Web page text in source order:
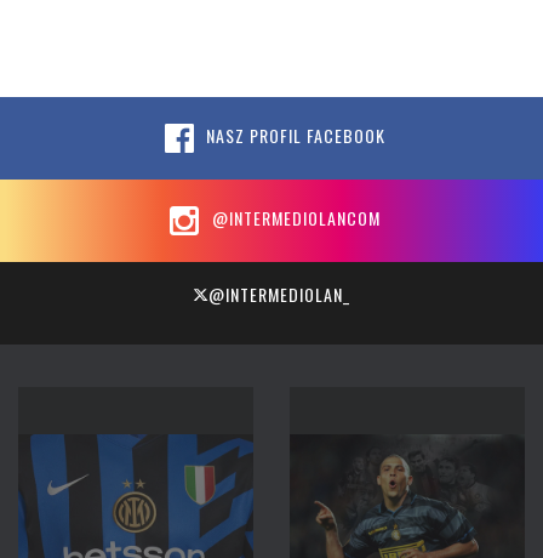
NASZ PROFIL FACEBOOK
@INTERMEDIOLANCOM
@INTERMEDIOLAN_